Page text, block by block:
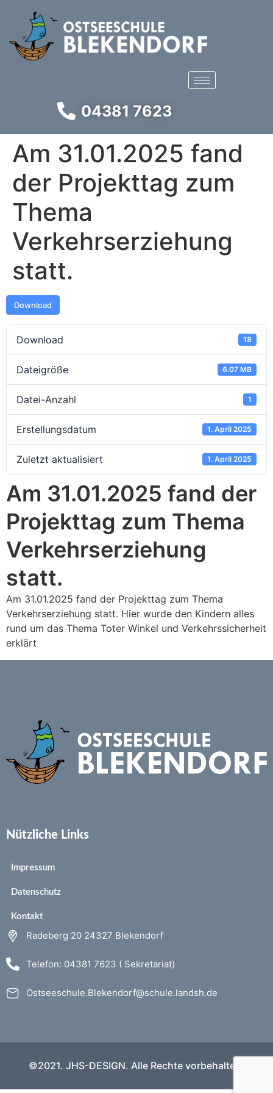
04381 7623
Am 31.01.2025 fand
der Projekttag zum
Thema
Verkehrserziehung
statt.
Download
Download 18
Dateigröße 6.07 MB
Datei-Anzahl 1
Erstellungsdatum 1. April 2025
Zuletzt aktualisiert 1. April 2025
Am 31.01.2025 fand der
Projekttag zum Thema
Verkehrserziehung
statt.
Am 31.01.2025 fand der Projekttag zum Thema
Verkehrserziehung statt. Hier wurde den Kindern alles
rund um das Thema Toter Winkel und Verkehrssicherheit
erklärt
Nützliche Links
Impressum
Datenschutz
Kontakt
Radeberg 20 24327 Blekendorf
Telefon: 04381 7623 ( Sekretariat)
Ostseeschule.Blekendorf@schule.landsh.de
©2021. JHS-DESIGN. Alle Rechte vorbehalten.